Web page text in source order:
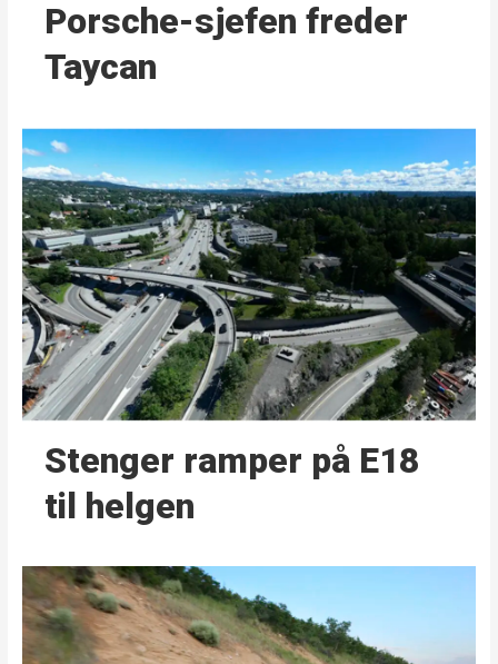
Porsche-sjefen freder
Taycan
Stenger ramper på E18
til helgen